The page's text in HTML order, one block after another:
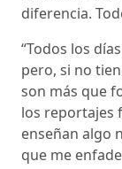
diferencia.
“Todos los
pero, si no
son más que
los reportajes
enseñan algo
que me